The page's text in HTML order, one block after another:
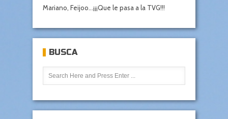
Mariano, Feijoo…¡¡¡Que le pasa a la TVG!!!
BUSCA